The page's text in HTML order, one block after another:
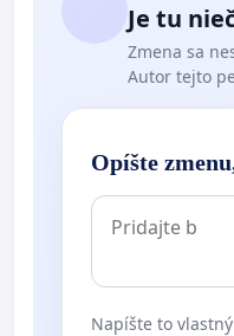
Je tu
Zmena sa
Autor tejto
Opíšte
Napíšte to